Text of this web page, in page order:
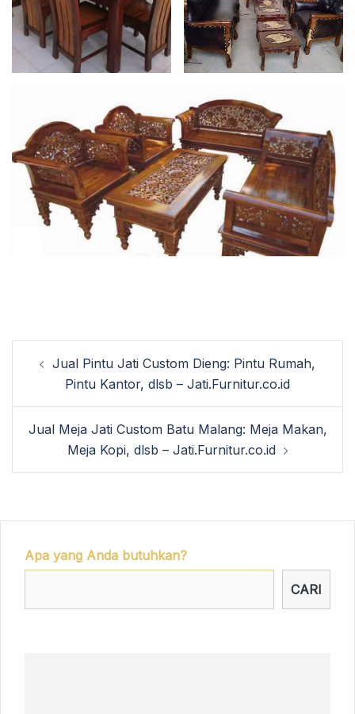
Post
navigation
Jual Pintu Jati Custom Dieng: Pintu Rumah,
Pintu Kantor, dlsb – Jati.Furnitur.co.id
Jual Meja Jati Custom Batu Malang: Meja Makan,
Meja Kopi, dlsb – Jati.Furnitur.co.id
Apa yang Anda butuhkan?
CARI